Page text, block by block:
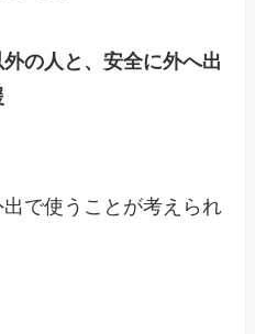
外の人と、安全に外へ出
で使うことが考えられ